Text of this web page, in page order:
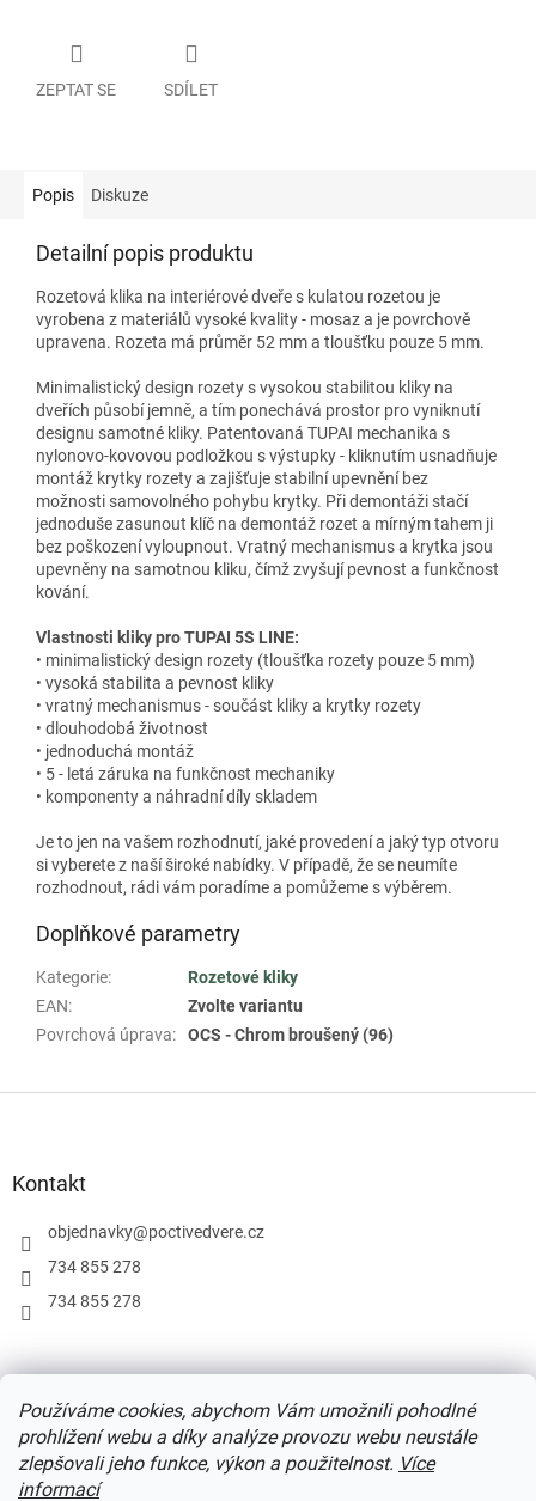
Používáme cookies, abychom Vám umožnili pohodlné
prohlížení webu a díky analýze provozu webu neustále
zlepšovali jeho funkce, výkon a použitelnost. Více
informací
ZEPTAT SE SDÍLET
Popis Diskuze
Detailní popis produktu
Rozetová klika na interiérové ​​dveře s kulatou rozetou je
vyrobena z materiálů vysoké kvality - mosaz a je povrchově
upravena. Rozeta má průměr 52 mm a tloušťku pouze 5 mm.
Minimalistický design rozety s vysokou stabilitou kliky na
dveřích působí jemně, a tím ponechává prostor pro vyniknutí
designu samotné kliky. Patentovaná TUPAI mechanika s
nylonovo-kovovou podložkou s výstupky - kliknutím usnadňuje
montáž krytky rozety a zajišťuje stabilní upevnění bez
možnosti samovolného pohybu krytky. Při demontáži stačí
jednoduše zasunout klíč na demontáž rozet a mírným tahem ji
bez poškození vyloupnout. Vratný mechanismus a krytka jsou
upevněny na samotnou kliku, čímž zvyšují pevnost a funkčnost
kování.
Vlastnosti kliky pro TUPAI 5S LINE:
• minimalistický design rozety (tloušťka rozety pouze 5 mm)
• vysoká stabilita a pevnost kliky
• vratný mechanismus - součást kliky a krytky rozety
• dlouhodobá životnost
• jednoduchá montáž
• 5 - letá záruka na funkčnost mechaniky
• komponenty a náhradní díly skladem
Je to jen na vašem rozhodnutí, jaké provedení a jaký typ otvoru
si vyberete z naší široké nabídky. V případě, že se neumíte
rozhodnout, rádi vám poradíme a pomůžeme s výběrem.
Doplňkové parametry
Kategorie:
Rozetové kliky
EAN:
Zvolte variantu
Povrchová úprava: OCS - Chrom broušený (96)
Kontakt
objednavky@poctivedvere.cz
734 855 278
734 855 278
Ochrana osobních údajů